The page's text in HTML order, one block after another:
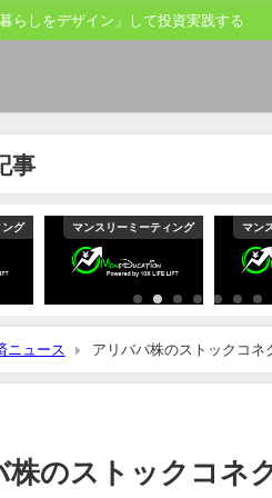
らしをデザイン」して投資実践する
事
グ マンスリーミーティング マン
ニュース アリババ株のストックコ
株のストックコネ